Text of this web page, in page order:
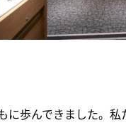
歩んできました。